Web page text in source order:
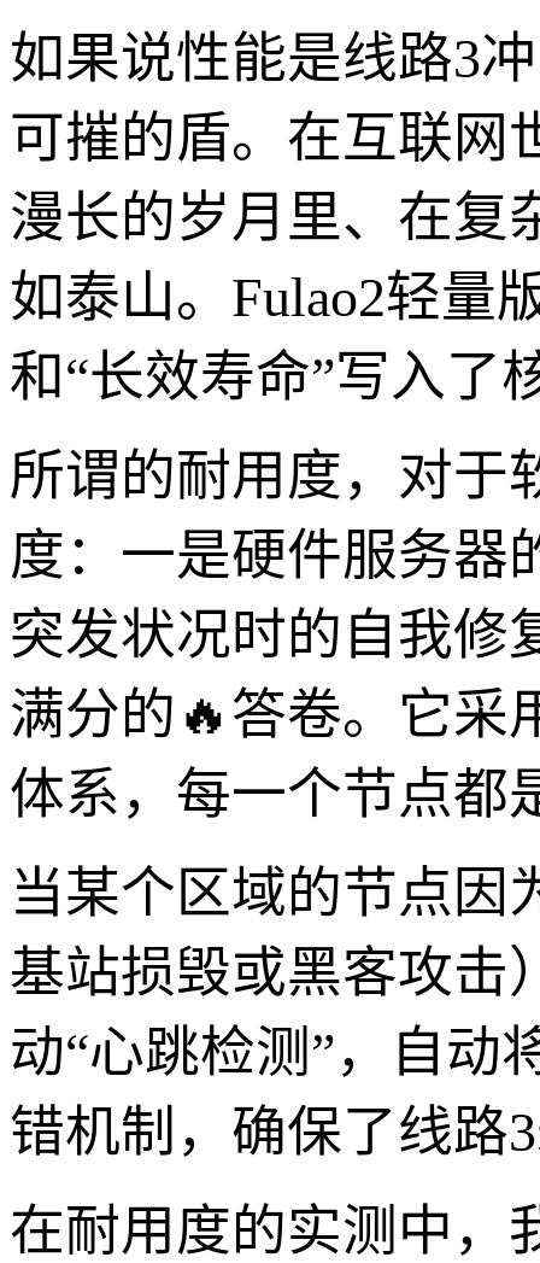
如果说性能是线路3
可摧的盾。在互联网
漫长的岁月里、在复
如泰山。Fulao2轻量
和“长效寿命”写入了
所谓的耐用度，对于
度：一是硬件服务器
突发状况时的自我修
满分的🔥答卷。它采
体系，每一个节点都
当某个区域的节点因
基站损毁或黑客攻击
动“心跳检测”，自动
错机制，确保了线路
在耐用度的实测中，